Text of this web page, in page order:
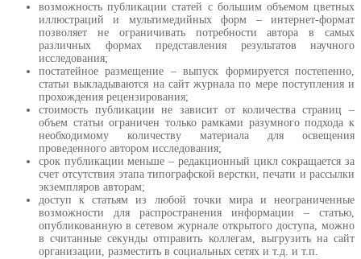
возможность публикации статей с большим объемом цветных
иллюстраций и мультимедийных форм – интернет-формат
позволяет не ограничивать потребности автора в самых
различных формах представления результатов научного
исследования;
постатейное размещение – выпуск формируется постепенно,
статьи выкладываются на сайт журнала по мере поступления и
прохождения рецензирования;
стоимость публикации не зависит от количества страниц –
объем статьи ограничен только рамками разумного подхода к
необходимому количеству материала для освещения
проведенного автором исследования;
срок публикации меньше – редакционный цикл сокращается за
счет отсутствия этапа типографской верстки, печати и рассылки
экземпляров авторам;
доступ к статьям из любой точки мира и неограниченные
возможности для распространения информации – статью,
опубликованную в сетевом журнале открытого доступа, можно
в считанные секунды отправить коллегам, выгрузить на сайт
организации, разместить в социальных сетях и т.д. и т.п.